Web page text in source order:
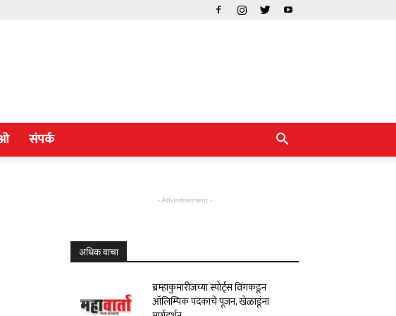
संपर्क
- Advertisement -
अधिक वाचा
ब्रम्हाकुमारीजच्या स्पोर्ट्स विंगकडून
ऑलिम्पिक पदकाचे पूजन, खेळाडूंना